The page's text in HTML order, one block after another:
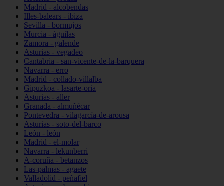
Madrid - alcobendas
Illes-balears - ibiza
Sevilla - bormujos
Murcia - águilas
Zamora - galende
Asturias - vegadeo
Cantabria - san-vicente-de-la-barquera
Navarra - erro
Madrid - collado-villalba
Gipuzkoa - lasarte-oria
Asturias - aller
Granada - almuñécar
Pontevedra - vilagarcía-de-arousa
Asturias - soto-del-barco
León - león
Madrid - el-molar
Navarra - lekunberri
A-coruña - betanzos
Las-palmas - agaete
Valladolid - peñafiel